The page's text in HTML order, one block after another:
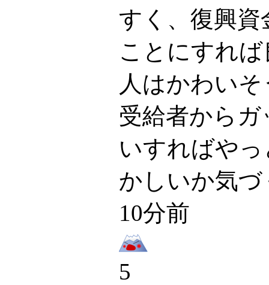
すく、復興資
ことにすれ
人はかわい
受給者から
いすればや
かしいか気
10分前
5